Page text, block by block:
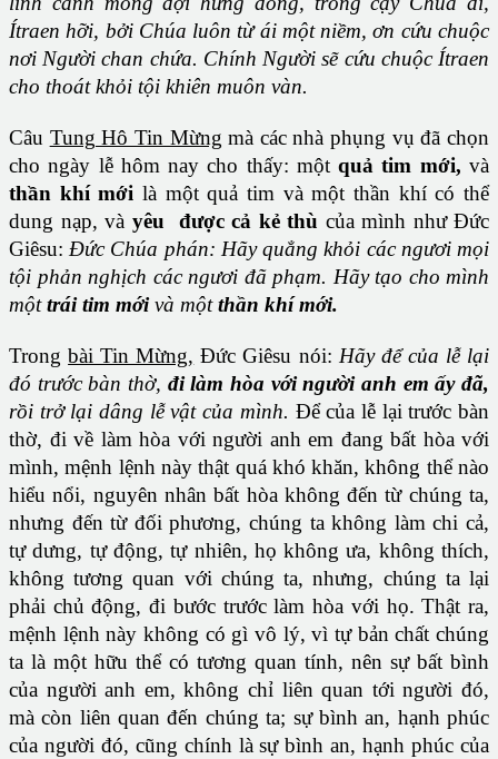
Ítraen hỡi, bởi Chúa luôn từ ái một niềm, ơn cứu chuộc
nơi Người chan chứa. Chính Người sẽ cứu chuộc Ítraen
cho thoát khỏi tội khiên muôn vàn.
Câu Tung Hô Tin Mừng mà các nhà phụng vụ đã chọn
cho ngày lễ hôm nay cho thấy: mộtquả tim mới, và
thần khí mới là một quả tim và một thần khí có thể
dung nạp, và yêu được cả kẻ thù của mình như Đức
Giêsu:Đức Chúa phán: Hãy quẳng khỏi các ngươi mọi
tội phản nghịch các ngươi đã phạm. Hãy tạo cho mình
mộttrái tim mớivà mộtthần khí mới.
Trongbài Tin Mừng, Đức Giêsu nói: Hãy để của lễ lại
đó trước bàn thờ, đi làm hòa với người anh em ấy đã,
rồi trở lại dâng lễ vật của mình. Để của lễ lại trước bàn
thờ, đi về làm hòa với người anh em đang bất hòa với
mình, mệnh lệnh này thật quá khó khăn, không thể nào
hiểu nổi, nguyên nhân bất hòa không đến từ chúng ta,
nhưng đến từ đối phương, chúng ta không làm chi cả,
tự dưng, tự động, tự nhiên, họ không ưa, không thích,
không tương quan với chúng ta, nhưng, chúng ta lại
phải chủ động, đi bước trước làm hòa với họ. Thật ra,
mệnh lệnh này không có gì vô lý, vì tự bản chất chúng
ta là một hữu thể có tương quan tính, nên sự bất bình
của người anh em, không chỉ liên quan tới người đó,
mà còn liên quan đến chúng ta; sự bình an, hạnh phúc
của người đó, cũng chính là sự bình an, hạnh phúc của